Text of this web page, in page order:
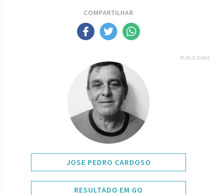
COMPARTILHAR
PUBLICIDADE
JOSE PEDRO CARDOSO
RESULTADO EM GO